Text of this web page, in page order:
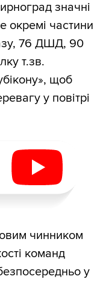
значні
частини
76 ДШД, 90
т.зв.
щоб
у повітрі
чинником
команд
у